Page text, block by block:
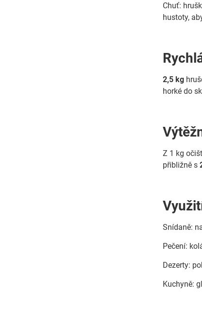
Chuť:
hustoty,
2,5 kg
horké do
Z 1 kg
přibližně s
Snídaně:
Pečení:
Dezerty:
Kuchyně: